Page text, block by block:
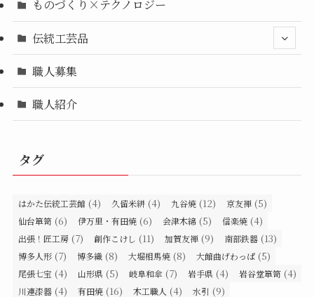
ものづくり×テクノロジー
伝統工芸品
職人募集
職人紹介
タグ
はかた伝統工芸館 (4) 久留米絣 (4) 九谷焼 (12) 京友禅 (5)
仙台箪笥 (6) 伊万里・有田焼 (6) 会津木綿 (5) 信楽焼 (4)
出張！匠工房 (7) 創作こけし (11) 加賀友禅 (9) 南部鉄器 (13)
博多人形 (7) 博多織 (8) 大堀相馬焼 (8) 大館曲げわっぱ (5)
尾張七宝 (4) 山形県 (5) 岐阜和傘 (7) 岩手県 (4) 岩谷堂箪笥 (4)
川連漆器 (4) 有田焼 (16) 木工職人 (4) 水引 (9)